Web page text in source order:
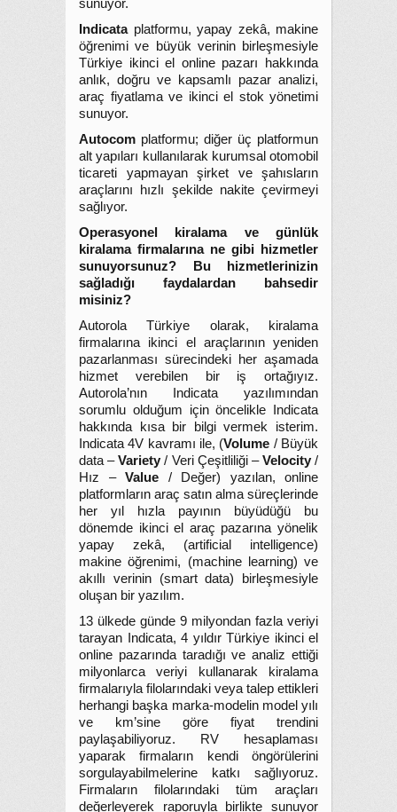
sunuyor.
Indicataplatformu, yapay zekâ, makine
öğrenimi ve büyük verinin birleşmesiyle
Türkiye ikinci el online pazarı hakkında
anlık, doğru ve kapsamlı pazar analizi,
araç fiyatlama ve ikinci el stok yönetimi
sunuyor.
Autocom platformu; diğer üç platformun
alt yapıları kullanılarak kurumsal otomobil
ticareti yapmayan şirket ve şahısların
araçlarını hızlı şekilde nakite çevirmeyi
sağlıyor.
Operasyonel kiralama ve günlük
kiralama firmalarına ne gibi hizmetler
sunuyorsunuz? Bu hizmetlerinizin
sağladığı faydalardan bahsedir
misiniz?
Autorola Türkiye olarak, kiralama
firmalarına ikinci el araçlarının yeniden
pazarlanması sürecindeki her aşamada
hizmet verebilen bir iş ortağıyız.
Autorola’nın Indicata yazılımından
sorumlu olduğum için öncelikle Indicata
hakkında kısa bir bilgi vermek isterim.
Indicata 4V kavramı ile, (Volume / Büyük
data –Variety / Veri Çeşitliliği –Velocity/
Hız – Value / Değer) yazılan, online
platformların araç satın alma süreçlerinde
her yıl hızla payının büyüdüğü bu
dönemde ikinci el araç pazarına yönelik
yapay zekâ, (artificial intelligence)
makine öğrenimi, (machine learning) ve
akıllı verinin (smart data) birleşmesiyle
oluşan bir yazılım.
13 ülkede günde 9 milyondan fazla veriyi
tarayan Indicata, 4 yıldır Türkiye ikinci el
online pazarında taradığı ve analiz ettiği
milyonlarca veriyi kullanarak kiralama
firmalarıyla filolarındaki veya talep ettikleri
herhangi başka marka-modelin model yılı
ve km’sine göre fiyat trendini
paylaşabiliyoruz. RV hesaplaması
yaparak firmaların kendi öngörülerini
sorgulayabilmelerine katkı sağlıyoruz.
Firmaların filolarındaki tüm araçları
değerleyerek raporuyla birlikte sunuyor